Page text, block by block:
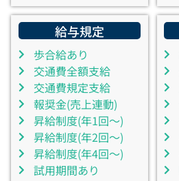
給与規定
歩合給あり
交通費全額支給
交通費規定支給
報奨金(売上連動)
昇給制度(年1回～)
昇給制度(年2回～)
昇給制度(年4回～)
試用期間あり